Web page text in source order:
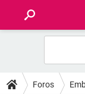
FOROS
Foros